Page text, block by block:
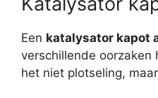
Een katalysator kapot
verschillende
het niet plotseling,